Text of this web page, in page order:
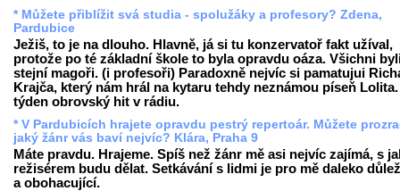
* Můžete přiblížit svá studia - spolužáky a profesory? Zdena,
Pardubice
Ježiš, to je na dlouho. Hlavně, já si tu konzervatoř fakt užíval,
protože po té základní škole to byla opravdu oáza. Všichni
stejní magoři. (i profesoři) Paradoxně nejvíc si pamatujui
Krajča, který nám hrál na kytaru tehdy neznámou píseň Lolita.
týden obrovský hit v rádiu.
* V Pardubicích hrajete opravdu pestrý repertoár. Můžete
jaký žánr vás baví nejvíc? Klára, Praha 9
Máte pravdu. Hrajeme. Spíš než žánr mě asi nejvíc zajímá, s
režisérem budu dělat. Setkávání s lidmi je pro mě daleko
a obohacující.